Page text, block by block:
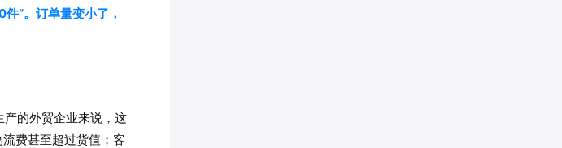
”。订单量变小了，
的外贸企业来说，这
费甚至超过货值；客